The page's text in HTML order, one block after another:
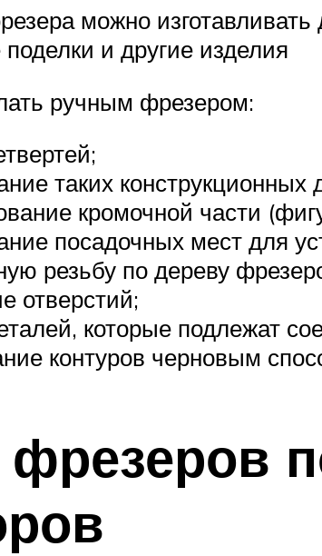
можно изготавливать
и другие изделия
ручным фрезером:
таких
кромочной части
посадочных мест для
резьбу по дереву
отверстий;
которые подлежат
контуров черновым